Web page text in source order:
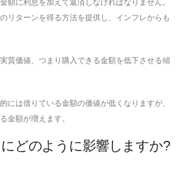
額に利息を加えて返済しなければなりません。
リターンを得る方法を提供し、インフレからも
質価値、つまり購入できる金額を低下させる傾
には借りている金額の価値が低くなりますが、
金額が増えます。
どのように影響しますか?